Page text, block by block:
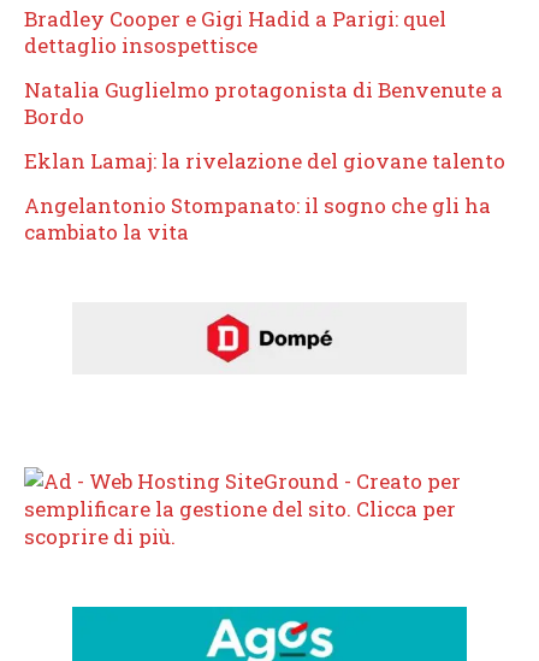
Bradley Cooper e Gigi Hadid a Parigi: quel
dettaglio insospettisce
Natalia Guglielmo protagonista di Benvenute a
Bordo
Eklan Lamaj: la rivelazione del giovane talento
Angelantonio Stompanato: il sogno che gli ha
cambiato la vita